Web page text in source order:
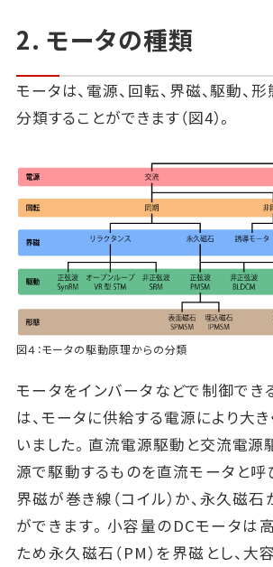
2. モータの種類
モータは、電源、回転、界磁、駆動、
分類することができます（図4）。
図４：モータの駆動原理からの分類
モータをインバータなどで制御でき
は、モータに供給する電源により大
いました。直流電源駆動と交流電源
源で駆動するものを直流モータと呼
界磁が巻き線（コイル）か、永久磁
ができます。小容量のDCモータは
ため永久磁石（PM）を界磁とし、大